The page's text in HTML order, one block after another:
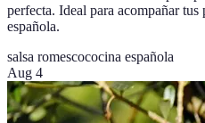
perfecta. Ideal para acompañar
española.
salsa romescococina española
Aug 4